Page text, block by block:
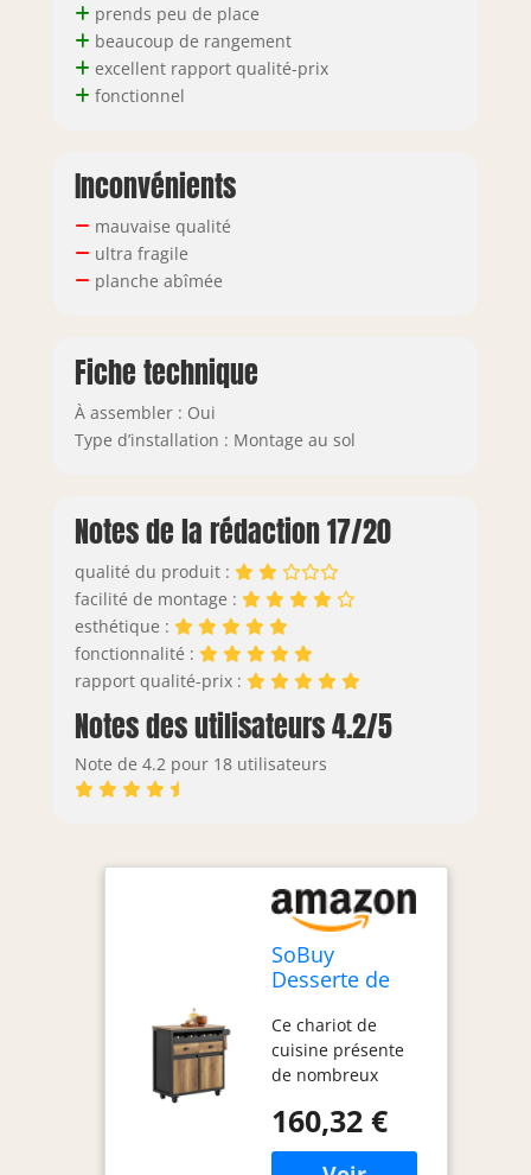
prends peu de place
beaucoup de rangement
excellent rapport qualité-prix
fonctionnel
Inconvénients
mauvaise qualité
ultra fragile
planche abîmée
Fiche technique
À assembler : Oui
Type d’installation : Montage au sol
Notes de la rédaction 17/20
qualité du produit :
facilité de montage :
esthétique :
fonctionnalité :
rapport qualité-prix :
Notes des utilisateurs 4.2/5
Note de 4.2 pour 18 utilisateurs
SoBuy
Desserte de
roulettes &
Range-vin
extractible,
Ce chariot de
cuisine présente
de nombreux
conception
pratiques, du
160,32 €